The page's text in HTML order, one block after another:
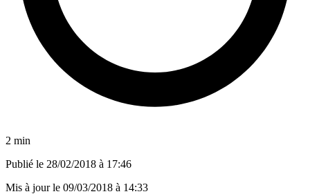
2 min
Publié le 28/02/2018 à 17:46
Mis à jour le 09/03/2018 à 14:33